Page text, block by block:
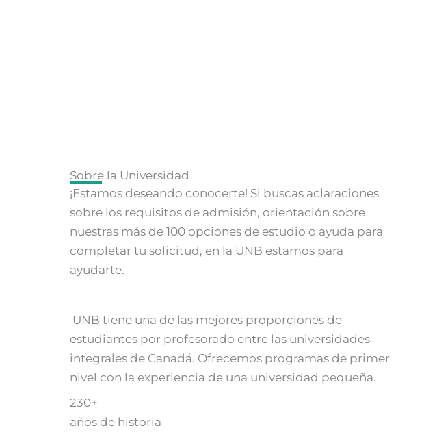
Sobre la Universidad
¡Estamos deseando conocerte! Si buscas aclaraciones
sobre los requisitos de admisión, orientación sobre
nuestras más de 100 opciones de estudio o ayuda para
completar tu solicitud, en la UNB estamos para
ayudarte.
UNB tiene una de las mejores proporciones de
estudiantes por profesorado entre las universidades
integrales de Canadá. Ofrecemos programas de primer
nivel con la experiencia de una universidad pequeña.
230+
años de historia